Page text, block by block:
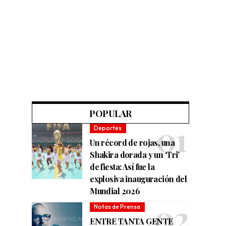
POPULAR
Deportes
Un récord de rojas, una
Shakira dorada y un ‘Tri’
de fiesta: Así fue la
explosiva inauguración del
Mundial 2026
Notas de Prensa
ENTRE TANTA GENTE